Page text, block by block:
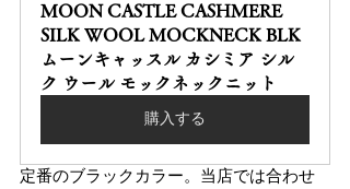
MOON CASTLE CASHMERE
SILK WOOL MOCKNECK BLK
ムーンキャッスル カシミア シル
ク ウール モックネックニット
購入する
定番のブラックカラー。当店では合わせ